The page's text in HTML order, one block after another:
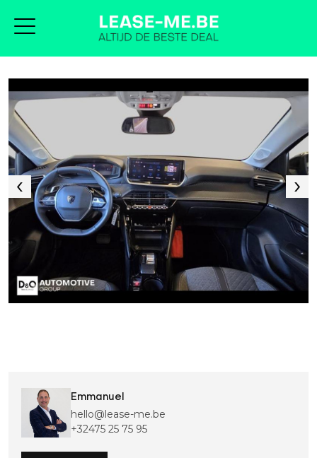
Emmanuel
hello@lease-me.be
+32475 25 75 95